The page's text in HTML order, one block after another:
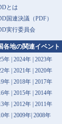
とは
国連決議（PDF）
実行委員会
各地の関連イベント
年| 2024年| 2023年
年| 2021年| 2020年
年| 2018年| 2017年
年| 2015年| 2014年
年 | 2012年| 2011年
年| 2009年| 2008年